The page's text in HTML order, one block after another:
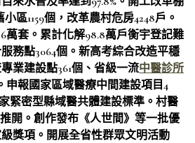
區1159個，改革農村危房4248戶。
萬套。累計化解98.8萬戶衡宇登記難
務點3064個。新高考綜合改造平穩
業建設點361個、省級一流中醫診所
申報國家區域醫療中間建設項目4
緊密型縣域醫共體建設標準。村醫
開。創作發布《人世間》等一批優
獎項。開展全省性群眾文明活動